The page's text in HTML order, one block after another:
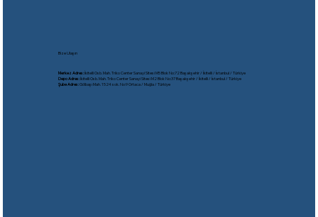
Bize Ulaşın
Merkez Adres:İkitelli Osb. Mah. Triko Center Sanayi Sitesi M5 Blok No:72 Başakşehir / İkitelli / İstanbul / Türkiye
Depo Adres:İkitelli Osb. Mah. Triko Center Sanayi Sitesi M2 Blok No:37 Başakşehir / İkitelli / İstanbul / Türkiye
Şube Adres:Gölbaşı Mah. 1524 sok. No:9 Ortaca / Muğla / Türkiye